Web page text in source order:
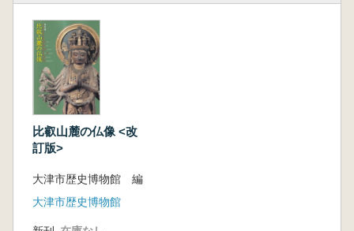
比叡山麓の仏像 <改
訂版>
大津市歴史博物館 編
大津市歴史博物館